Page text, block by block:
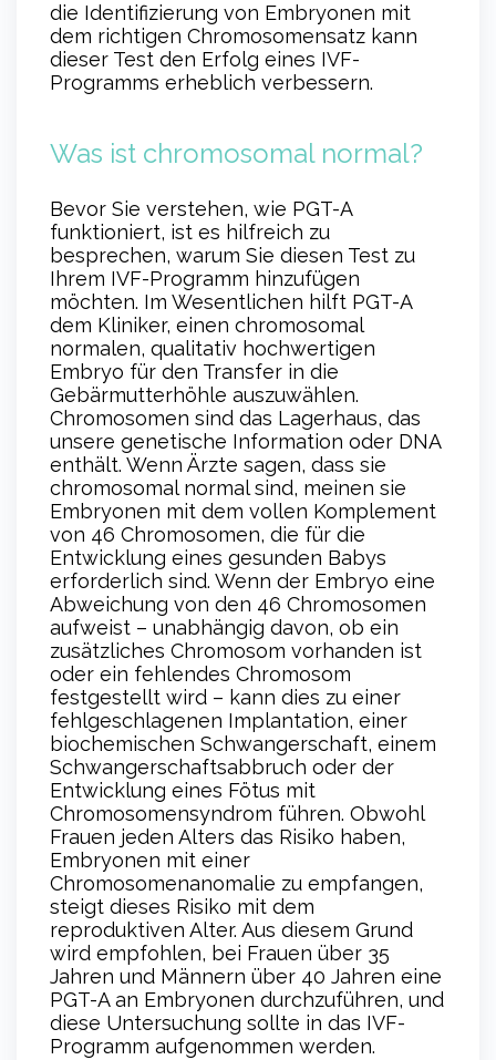
die Identifizierung von Embryonen mit
dem richtigen Chromosomensatz kann
dieser Test den Erfolg eines IVF-
Programms erheblich verbessern.
Was ist chromosomal normal?
Bevor Sie verstehen, wie PGT-A
funktioniert, ist es hilfreich zu
besprechen, warum Sie diesen Test zu
Ihrem IVF-Programm hinzufügen
möchten. Im Wesentlichen hilft PGT-A
dem Kliniker, einen chromosomal
normalen, qualitativ hochwertigen
Embryo für den Transfer in die
Gebärmutterhöhle auszuwählen.
Chromosomen sind das Lagerhaus, das
unsere genetische Information oder DNA
enthält. Wenn Ärzte sagen, dass sie
chromosomal normal sind, meinen sie
Embryonen mit dem vollen Komplement
von 46 Chromosomen, die für die
Entwicklung eines gesunden Babys
erforderlich sind. Wenn der Embryo eine
Abweichung von den 46 Chromosomen
aufweist – unabhängig davon, ob ein
zusätzliches Chromosom vorhanden ist
oder ein fehlendes Chromosom
festgestellt wird – kann dies zu einer
fehlgeschlagenen Implantation, einer
biochemischen Schwangerschaft, einem
Schwangerschaftsabbruch oder der
Entwicklung eines Fötus mit
Chromosomensyndrom führen. Obwohl
Frauen jeden Alters das Risiko haben,
Embryonen mit einer
Chromosomenanomalie zu empfangen,
steigt dieses Risiko mit dem
reproduktiven Alter. Aus diesem Grund
wird empfohlen, bei Frauen über 35
Jahren und Männern über 40 Jahren eine
PGT-A an Embryonen durchzuführen, und
diese Untersuchung sollte in das IVF-
Programm aufgenommen werden.